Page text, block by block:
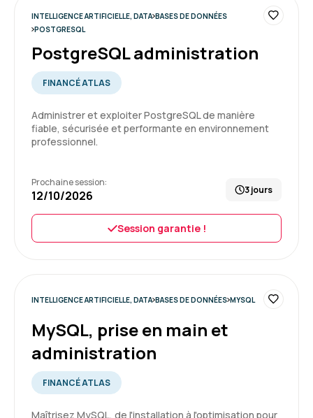
Formation : SQL : Les fondamentaux
MIRANDA F. Le 16/03/2026
Formation : SQL : Les fondamentaux
Virginie G. Le 14/03/2026
5
Accueil sympathique, on est mis de suite ç
l'aise.
Formation : SQL : Les fondamentaux
INTELLIGENCE ARTIFICIELLE, DATA BASES DE DONNÉES
POSTGRESQL
PostgreSQL administration
FINANCÉ ATLAS
Administrer et exploiter PostgreSQL de manière
fiable, sécurisée et performante en environnement
professionnel.
Prochaine session:
12/10/2026 3 jours
Session garantie !
INTELLIGENCE ARTIFICIELLE, DATA BASES DE DONNÉES MYSQL
MySQL, prise en main et
administration
FINANCÉ ATLAS
Maîtrisez MySQL, de l'installation à l'optimisation pour